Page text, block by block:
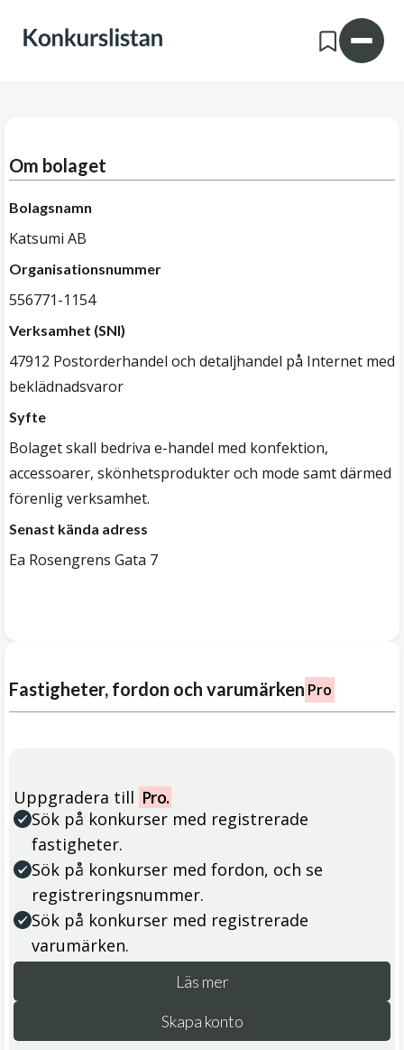
Om bolaget
Bolagsnamn
Katsumi AB
Organisationsnummer
556771-1154
Verksamhet (SNI)
47912 Postorderhandel och detaljhandel på Internet med
beklädnadsvaror
Syfte
Bolaget skall bedriva e-handel med konfektion,
accessoarer, skönhetsprodukter och mode samt därmed
förenlig verksamhet.
Senast kända adress
Ea Rosengrens Gata 7
Fastigheter, fordon och varumärken Pro
Uppgradera till Pro.
Sök på konkurser med registrerade
fastigheter.
Sök på konkurser med fordon, och se
registreringsnummer.
Sök på konkurser med registrerade
varumärken.
Läs mer
Skapa konto